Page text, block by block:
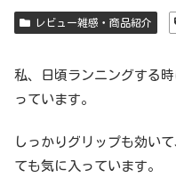
レビュー雑感・商品紹介
私、日頃ランニングする時
っています。
しっかりグリップも効い
ても気に入っています。